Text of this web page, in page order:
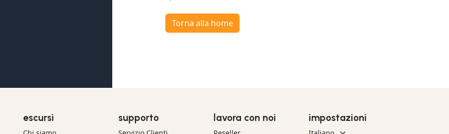
Torna alla home
escursì supporto lavora con noi impostazioni